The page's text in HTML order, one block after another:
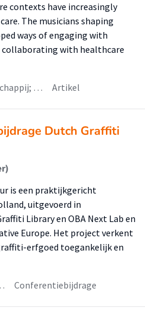
contexts have increasingly
The musicians shaping
ways of engaging with
with healthcare
… Artikel
Dutch Graffiti
is een praktijkgericht
uitgevoerd in
Library en OBA Next Lab en
Europe. Het project verkent
erfgoed toegankelijk en
Conferentiebijdrage